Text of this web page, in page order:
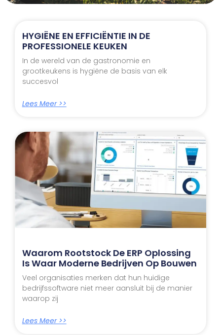
HYGIËNE EN EFFICIËNTIE IN DE
PROFESSIONELE KEUKEN
In de wereld van de gastronomie en
grootkeukens is hygiëne de basis van elk
succesvol
Lees Meer >>
Waarom Rootstock De ERP Oplossing
Is Waar Moderne Bedrijven Op Bouwen
Veel organisaties merken dat hun huidige
bedrijfssoftware niet meer aansluit bij de manier
waarop zij
Lees Meer >>